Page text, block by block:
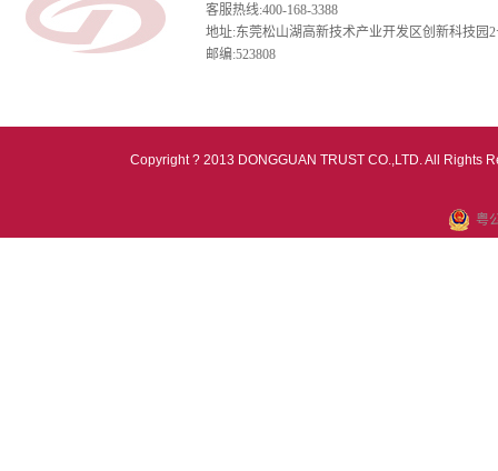
客服热线:400-168-3388
地址:东莞松山湖高新技术产业开发区创新科技园
邮编:523808
Copyright ? 2013 DONGGUAN TRUST CO.,LTD. All Rights
粤